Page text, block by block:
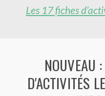
Les 17 fiches
NOUVEAU
D'ACTIVITÉS